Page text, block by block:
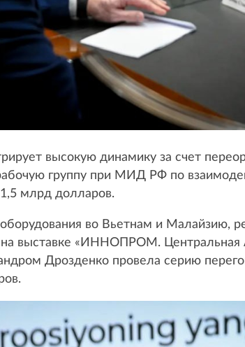
высокую динамику за счет
группу при МИД РФ по
млрд долларов.
во Вьетнам и Малайзию,
выставке «ИННОПРОМ. Центральная
Дрозденко провела серию